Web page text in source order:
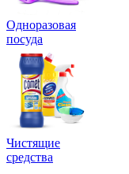
Одноразовая
посуда
Чистящие
средства